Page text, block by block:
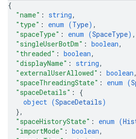
{
"name" : string,
"type" : enum (Type) ,
"spaceType" : enum (SpaceType) ,
"singleUserBotDm" : boolean,
"threaded" : boolean,
"displayName" : string,
"externalUserAllowed" : boolean,
"spaceThreadingState" : enum (
"spaceDetails" : {
object (SpaceDetails)
},
"spaceHistoryState" : enum (
"importMode" : boolean,